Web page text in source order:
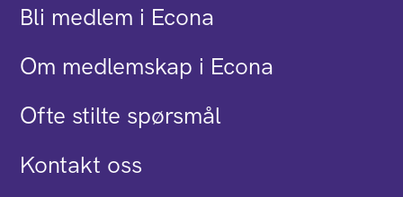
Bli medlem i Econa
Om medlemskap i Econa
Ofte stilte spørsmål
Kontakt oss